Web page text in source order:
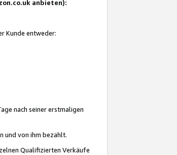
anbieten):
Kunde entweder:
nach seiner erstmaligen
und von ihm bezahlt.
Qualifizierten Verkäufe